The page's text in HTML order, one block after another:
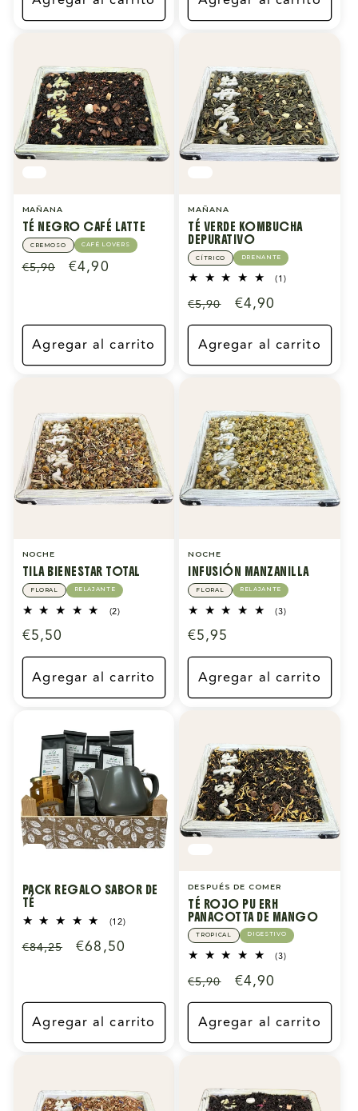
MAÑANA
TÉ NEGRO CAFÉ LATTE
CREMOSO CAFÉ LOVERS
Precio
€5,90
Precio
€4,90
Agregar al carrito
MAÑANA
TÉ VERDE KOMBUCHA
DEPURATIVO
CÍTRICO DRENANTE
(1)1
Precio
habitual
€5,90
Precio
de
oferta
€4,90
Agregar al carrito
NOCHE
TILA BIENESTAR TOTAL
FLORAL RELAJANTE
(2)2
Precio
habitual
€5,50
Agregar al carrito
NOCHE
INFUSIÓN MANZANILLA
FLORAL RELAJANTE
(3)3
Precio
habitual
€5,95
Agregar al carrito
PACK REGALO SABOR DE
TÉ
(12)12
Precio
€84,25
Precio
€68,50
Agregar al carrito
DESPUÉS DE COMER
TÉ ROJO PU ERH
PANACOTTA DE MANGO
TROPICAL DIGESTIVO
(3)3
Precio
habitual
€5,90
Precio
de
oferta
€4,90
Agregar al carrito